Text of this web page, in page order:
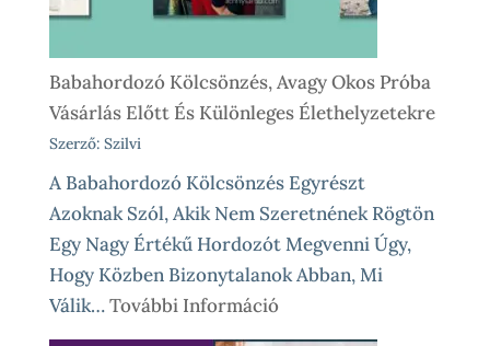
Babahordozó Kölcsönzés, Avagy Okos Próba
Vásárlás Előtt És Különleges Élethelyzetekre
Szerző: Szilvi
A Babahordozó Kölcsönzés Egyrészt
Azoknak Szól, Akik Nem Szeretnének Rögtön
Egy Nagy Értékű Hordozót Megvenni Úgy,
Hogy Közben Bizonytalanok Abban, Mi
Válik…További Információ:
Babahordozó